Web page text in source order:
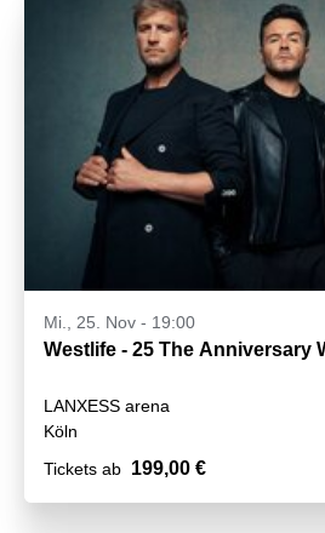
Mi., 25. Nov - 19:00
Westlife - 25 The Anniversary
LANXESS arena
Köln
Tickets ab 199,00 €